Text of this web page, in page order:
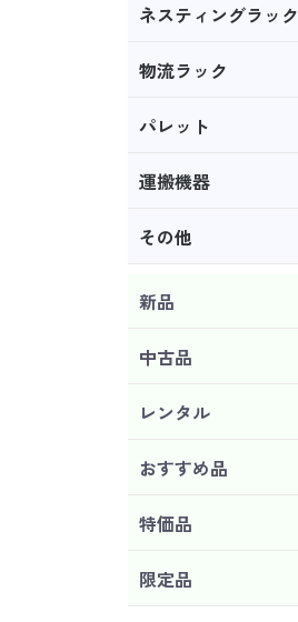
ネスティングラック
物流ラック
パレット
運搬機器
その他
新品
中古品
レンタル
おすすめ品
特価品
限定品